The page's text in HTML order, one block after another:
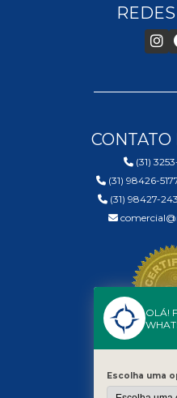
(31)
(31) 98426-
(31) 98427-
OLÁ!
Escolha uma